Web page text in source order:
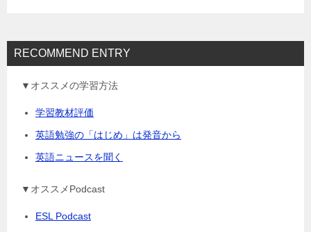
RECOMMEND ENTRY
▼オススメの学習方法
学習教材評価
英語勉強の「はじめ」は発音から
英語ニュースを聞く
▼オススメPodcast
ESL Podcast